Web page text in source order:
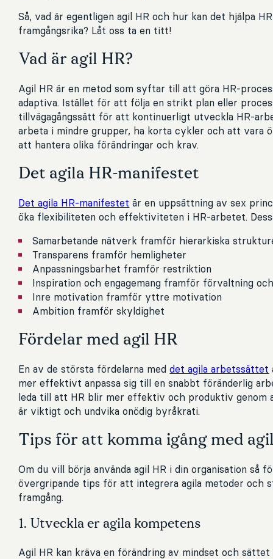
Så, vad är egentligen agil HR och hur kan det hjälpa
framgångsrika? Låt oss ta en titt!
Vad är agil HR?
Agil HR är en metod som syftar till att göra HR-
adaptiva. Istället för att följa en strikt plan eller
tillvägagångssätt för att kontinuerligt utveckla HR-
arbeta i mindre grupper, ha korta cykler och att vara
att hantera olika förändringar och krav.
Det agila HR-manifestet
Det agila HR-manifestet är en uppsättning av sex
öka flexibiliteten och effektiviteten i HR-arbetet.
Samarbetande nätverk framför hierarkiska
Transparens framför hemligheter
Anpassningsbarhet framför restriktion
Inspiration och engagemang framför förvaltning
Inre motivation framför yttre motivation
Ambition framför skyldighet
Fördelar med agil HR
En av de största fördelarna meddet agila arbetssättet
mer effektivt anpassa sig till en snabbt föränderlig
leda till att HR blir mer effektiv och produktiv genom
är viktigt och undvika onödig byråkrati.
Tips för att komma igång med
Om du vill börja använda agil HR i din organisation så
övergripande tips för att integrera agila metoder och
framgång.
1. Utveckla er agila kompetens
Agil HR kan kräva en förändring av mindset och